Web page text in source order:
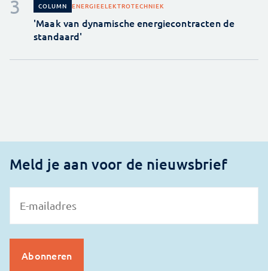
COLUMN ENERGIEELEKTROTECHNIEK
'Maak van dynamische energiecontracten de
standaard'
Meld je aan voor de nieuwsbrief